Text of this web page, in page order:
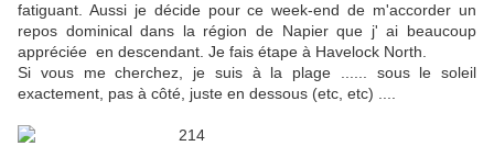
fatiguant. Aussi je décide pour ce week-end de m'accorder un
repos dominical dans la région de Napier que j' ai beaucoup
appréciée en descendant. Je fais étape à Havelock North.
Si vous me cherchez, je suis à la plage ...... sous le soleil
exactement, pas à côté, juste en dessous (etc, etc) ....